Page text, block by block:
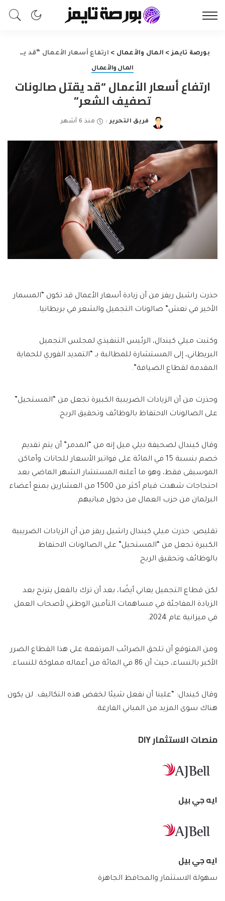
بورصة تايمز> المال والأعمال > ارتفاع أسعار الأعمال “قد يقتل صالونات تصفيف الشعر”
المال والأعمال
ارتفاع أسعار الأعمال “قد يقتل صالونات
تصفيف الشعر”
Posted
فريق التحرير منذ 6 أشهر
حذرت راشيل ريفز من أن زيادة أسعار الأعمال قد تكون “المسمار
الأخير في نعش” صالونات التجميل والشعر في بريطانيا.
وكتبت ميلي كيندال، الرئيس التنفيذي لمجلس التجميل
البريطاني، إلى المستشارة للمطالبة بـ “التمديد الفوري للحماية
المقدمة لقطاع الضيافة”.
وحذرت من أن الزيادات الضريبية الكبيرة تجعل من “المستحيل”
على الصالونات الاحتفاظ بالوظائف وتحقيق الربح.
وقال كيندال لصحيفة ديلي ميل إنه من “المدمر” أن يتم تقديم
خصم بنسبة 15 في المائة على فواتير الأسعار للحانات وأماكن
الموسيقى فقط، وهو ما أعلنه المستشار الشهر الماضي بعد
احتجاجات شهدت قيام أكثر من 1500 من العشارين بمنع أعضاء
البرلمان من حزب العمال من دخول مبانيهم.
تقليص: حذرت ميلي كيندال راشيل ريفز من أن الزيادات الضريبية
الكبيرة تجعل من “المستحيل” على الصالونات الاحتفاظ
بالوظائف وتحقيق الربح
لكن قطاع التجميل يعاني أيضًا، بعد أن ترك بالفعل يترنح بعد
الزيادة المفاجئة في مساهمات التأمين الوطني لأصحاب العمل
في ميزانية عام 2024.
ومن المتوقع أن تلحق الضرائب المرتفعة على هذا القطاع الضرر
الأكبر بالنساء، حيث أن 86 في المائة من أعماله مملوكة للنساء.
وقال كيندال: “علينا أن نفعل شيئا لخفض هذه التكاليف. لن يكون
هناك سوى المزيد من المباني الفارغة.
منصات الاستثمار DIY
ايه جي بيل
ايه جي بيل
سهولة الاستثمار والمحافظ الجاهزة